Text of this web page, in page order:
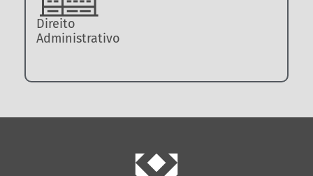
Direito
Administrativo